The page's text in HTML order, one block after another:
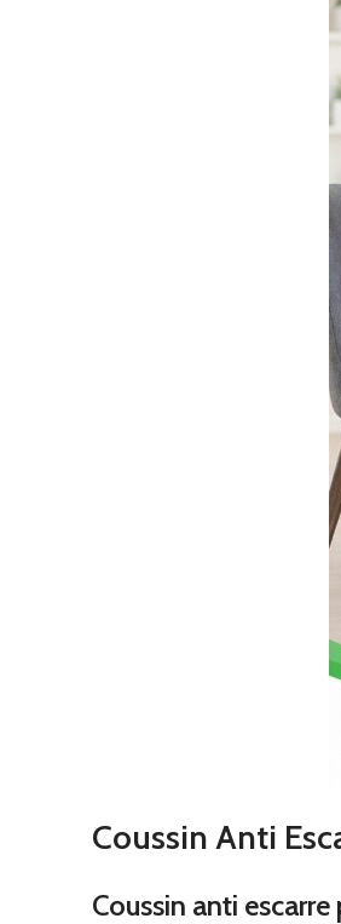
Coussin Anti
Coussin anti escarre